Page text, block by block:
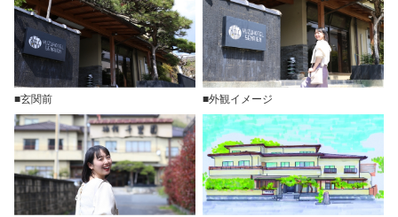
■玄関前 ■外観イメージ